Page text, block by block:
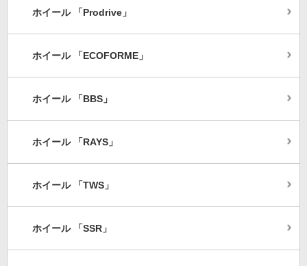
ホイール 「Prodrive」
ホイール 「ECOFORME」
ホイール 「BBS」
ホイール 「RAYS」
ホイール 「TWS」
ホイール 「SSR」